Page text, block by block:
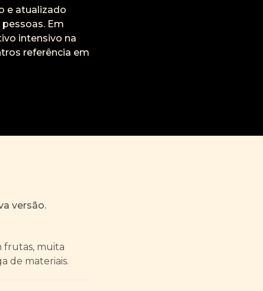
e atualizado
Em
intensivo na
referência em
versão.
frutas, muita
de materiais.